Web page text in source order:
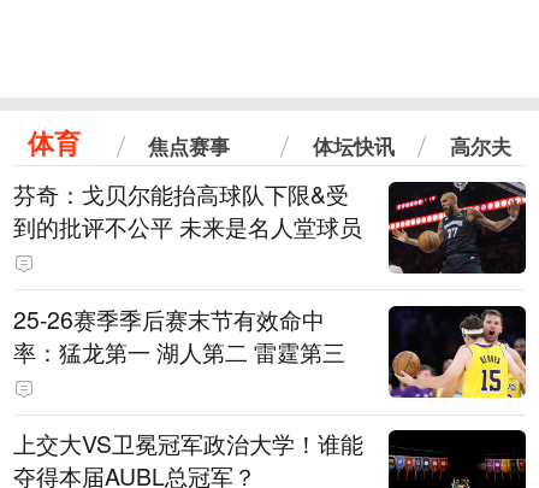
体育 焦点赛事 体坛快讯 高尔夫
芬奇：戈贝尔能抬高球队下限&受
到的批评不公平 未来是名人堂球员
25-26赛季季后赛末节有效命中
率：猛龙第一 湖人第二 雷霆第三
上交大VS卫冕冠军政治大学！谁能
夺得本届AUBL总冠军？